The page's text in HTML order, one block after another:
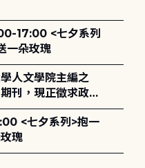
17:00 <七夕系列
一朵玫瑰
人文學院主編之
刊，現正徵求政策
博物館治理：政
件至2027年6月1日
<七夕系列>抱一
瑰